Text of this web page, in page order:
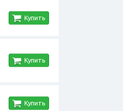
Купить
Купить
Купить